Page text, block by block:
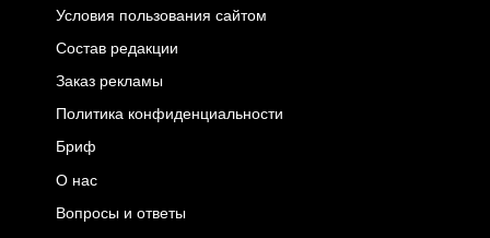
Условия пользования сайтом
Состав редакции
Заказ рекламы
Политика конфиденциальности
Бриф
О нас
Вопросы и ответы